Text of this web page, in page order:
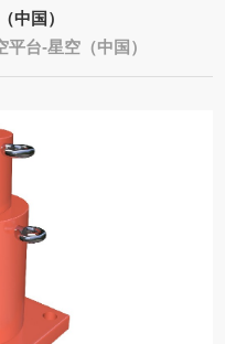
中国）
台-星空（中国）